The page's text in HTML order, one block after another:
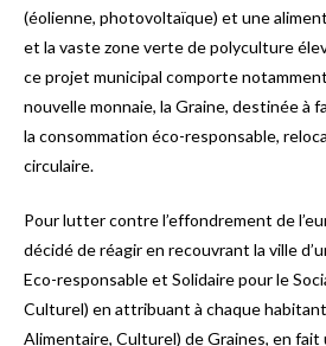
(éolienne, photovoltaïque) et une
et la vaste zone verte de polyculture
ce projet municipal comporte
nouvelle monnaie, la Graine, destinée à
la consommation éco-responsable,
circulaire.
Pour lutter contre l’effondrement de
décidé de réagir en recouvrant la ville
Eco-responsable et Solidaire pour le
Culturel) en attribuant à chaque habitant
Alimentaire, Culturel) de Graines, en